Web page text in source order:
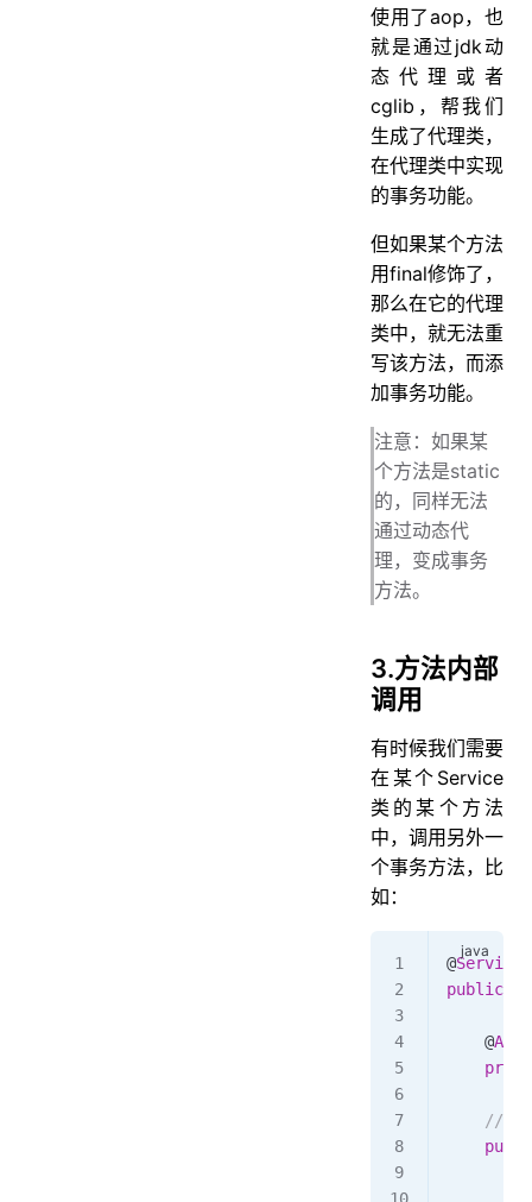
使用了aop，也
就是通过jdk动
态代理或者
cglib，帮我们
生成了代理类，
在代理类中实现
的事务功能。
但如果某个方法
用final修饰了，
那么在它的代理
类中，就无法重
写该方法，而添
加事务功能。
注意：如果某
个方法是static
的，同样无法
通过动态代
理，变成事务
方法。
3.方法内部
调用
有时候我们需要
在某个Service
类的某个方法
中，调用另外一
个事务方法，比
如：
@Service
public
    @
//